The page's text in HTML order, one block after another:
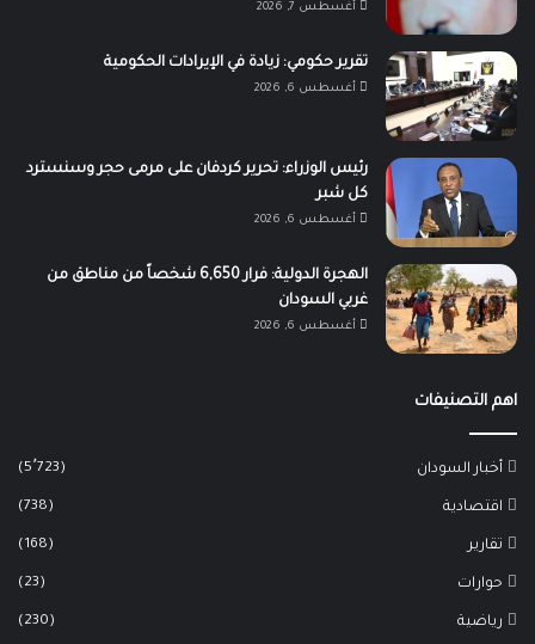
أغسطس 7, 2026
تقرير حكومي: زيادة في الإيرادات الحكومية
أغسطس 6, 2026
رئيس الوزراء: تحرير كردفان على مرمى حجر وسنسترد
كل شبر
أغسطس 6, 2026
الهجرة الدولية: فرار 6,650 شخصاً من مناطق من
غربي السودان
أغسطس 6, 2026
اهم التصنيفات
أخبار السودان (5٬723)
اقتصادية (738)
تقارير (168)
حوارات (23)
رياضية (230)